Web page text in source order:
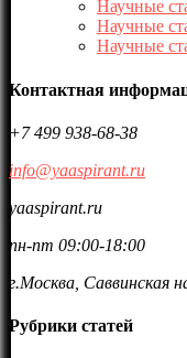
Научные
Научные
Научные
Контактная
+7 499 938-68-38
info@yaaspirant.ru
yaaspirant.ru
пн-пт 09:00-18:00
г.Москва, Саввинская
Рубрики статей